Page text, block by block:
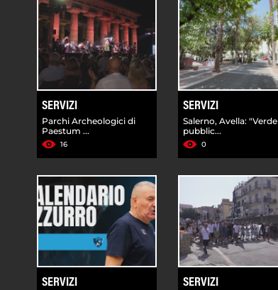
SERVIZI
Parchi Archeologici di
Paestum ...
16
SERVIZI
Salerno, Avella: "Verde
pubblic...
0
SERVIZI SERVIZI